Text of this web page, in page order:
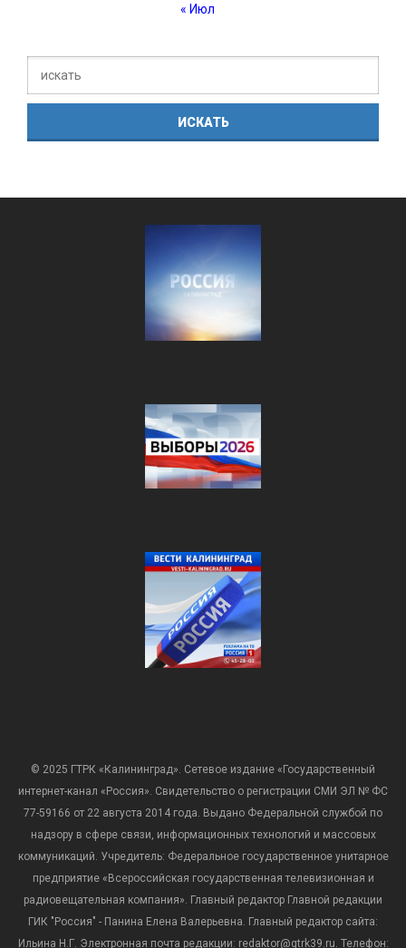
« Июл
© 2025 ГТРК «Калининград». Сетевое издание «Государственный
интернет-канал «Россия». Свидетельство о регистрации СМИ ЭЛ № ФС
77-59166 от 22 августа 2014 года. Выдано Федеральной службой по
надзору в сфере связи, информационных технологий и массовых
коммуникаций. Учредитель: Федеральное государственное унитарное
предприятие «Всероссийская государственная телевизионная и
радиовещательная компания». Главный редактор Главной редакции
ГИК "Россия" - Панина Елена Валерьевна. Главный редактор сайта:
Ильина Н.Г. Электронная почта редакции: redaktor@gtrk39.ru. Телефон: